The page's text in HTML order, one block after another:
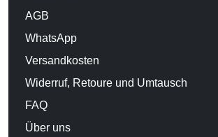
AGB
WhatsApp
Versandkosten
Widerruf, Retoure und Umtausch
FAQ
Über uns